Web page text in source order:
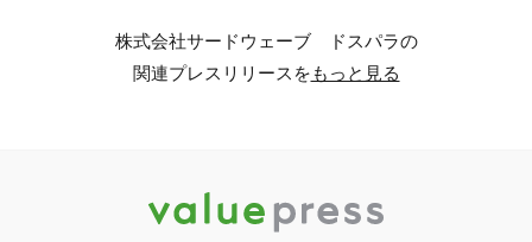
株式会社サードウェーブ ドスパラの
関連プレスリリースをもっと見る